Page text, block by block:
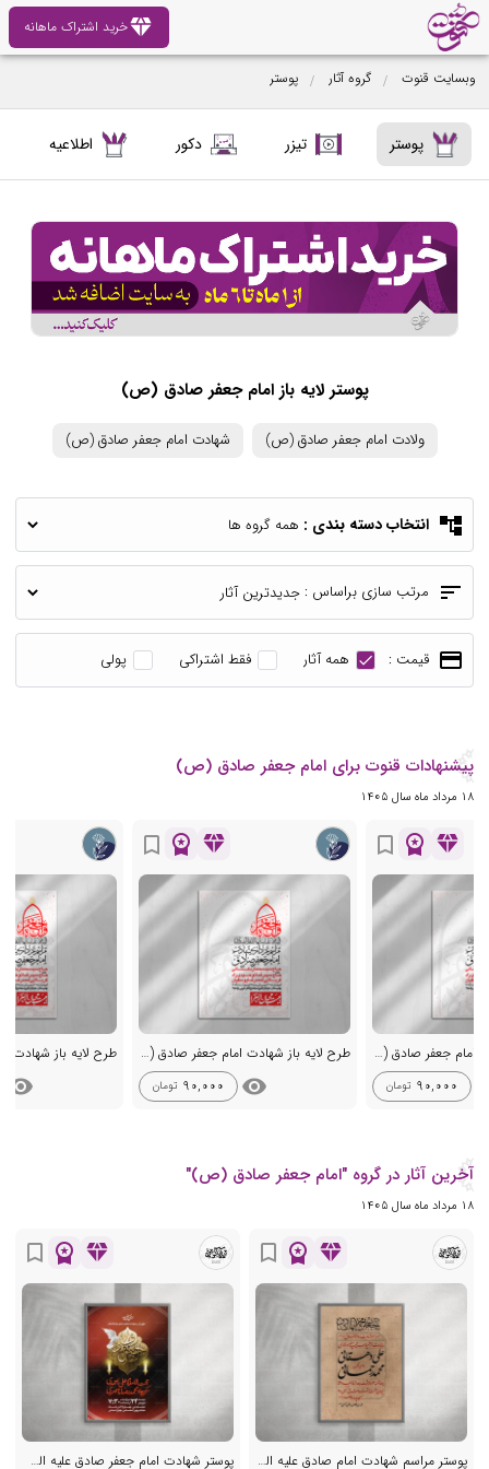
diamondخرید اشتراک ماهانه
پوستر تیزر دکور اطلاعیه
پوستر لایه باز امام جعفر صادق (ص)
ولادت امام جعفر صادق (ص) شهادت امام جعفر صادق (ص)
وبسایت قنوت گروه آثار پوستر
account_tree انتخاب دسته بندی :
sort مرتب سازی براساس :
payment قیمت : همه آثار فقط اشتراکی پولی
پیشنهادات قنوت برای امام جعفر صادق (ص)
18 مرداد ماه سال 1405
diamond
workspace_premium
bookmark_border
طرح لایه باز شهادت امام جعفر صادق (ع)
90,000 تومان
diamond
workspace_premium
bookmark_border
طرح لایه باز شهادت امام جعفر صادق (ع)
visibility
90,000 تومان visibility
آخرین آثار در گروه "امام جعفر صادق (ص)"
18 مرداد ماه سال 1405
diamond
workspace_premium
bookmark_border
پوستر مراسم شهادت امام صادق علیه السلام
diamond
workspace_premium
bookmark_border
پوستر شهادت امام جعفر صادق علیه السلام